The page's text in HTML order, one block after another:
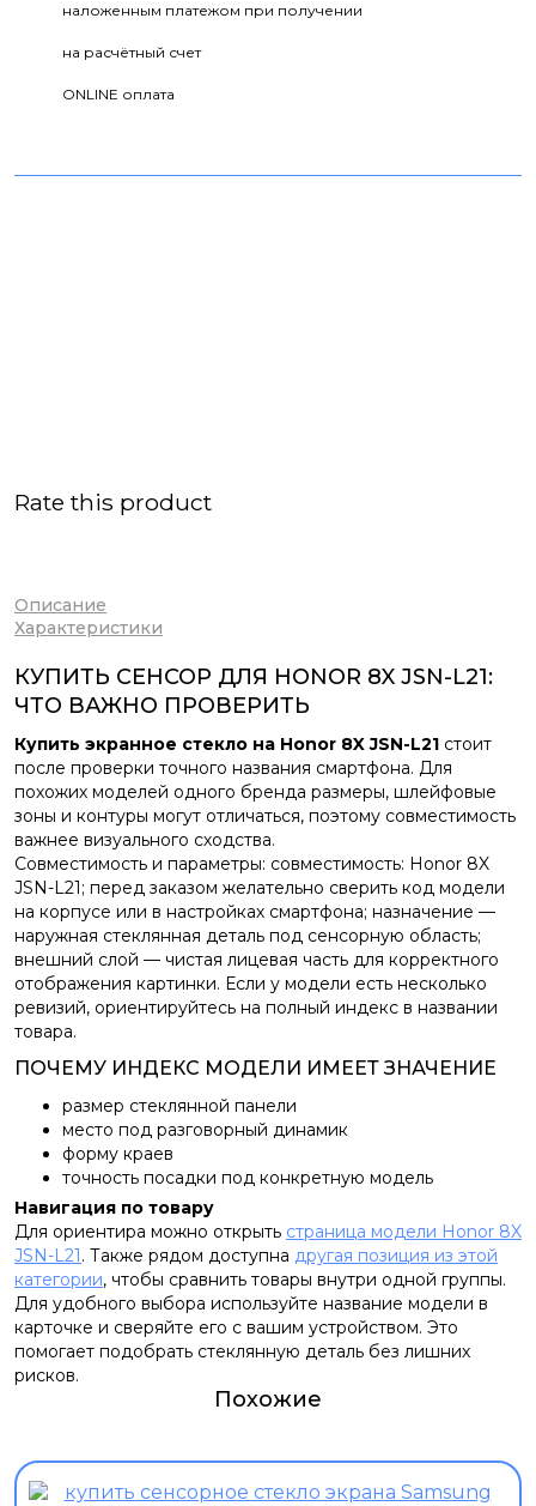
наложенным платежом при получении
на расчётный счет
ONLINE оплата
Rate this product
Описание
Характеристики
КУПИТЬ СЕНСОР ДЛЯ HONOR 8X JSN-L21:
ЧТО ВАЖНО ПРОВЕРИТЬ
Купить экранное стекло на Honor 8X JSN-L21 стоит
после проверки точного названия смартфона. Для
похожих моделей одного бренда размеры, шлейфовые
зоны и контуры могут отличаться, поэтому совместимость
важнее визуального сходства.
Совместимость и параметры: совместимость: Honor 8X
JSN-L21; перед заказом желательно сверить код модели
на корпусе или в настройках смартфона; назначение —
наружная стеклянная деталь под сенсорную область;
внешний слой — чистая лицевая часть для корректного
отображения картинки. Если у модели есть несколько
ревизий, ориентируйтесь на полный индекс в названии
товара.
ПОЧЕМУ ИНДЕКС МОДЕЛИ ИМЕЕТ ЗНАЧЕНИЕ
размер стеклянной панели
место под разговорный динамик
форму краев
точность посадки под конкретную модель
Навигация по товару
Для ориентира можно открыть страница модели Honor 8X
JSN-L21. Также рядом доступна другая позиция из этой
категории, чтобы сравнить товары внутри одной группы.
Для удобного выбора используйте название модели в
карточке и сверяйте его с вашим устройством. Это
помогает подобрать стеклянную деталь без лишних
рисков.
Похожие